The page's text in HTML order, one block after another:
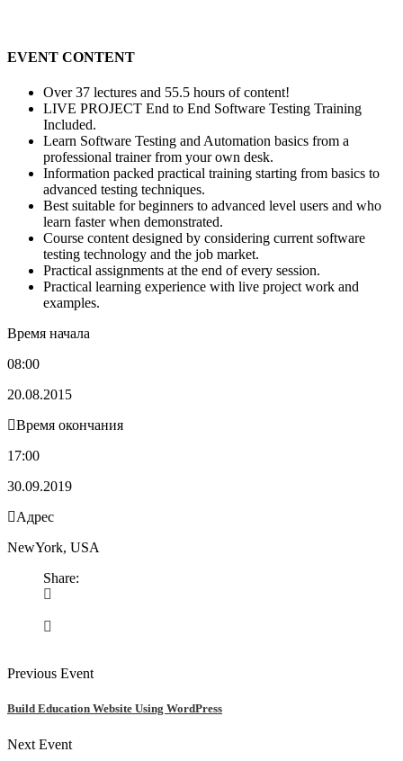
EVENT CONTENT
Over 37 lectures and 55.5 hours of content!
LIVE PROJECT End to End Software Testing Training
Included.
Learn Software Testing and Automation basics from a
professional trainer from your own desk.
Information packed practical training starting from basics to
advanced testing techniques.
Best suitable for beginners to advanced level users and who
learn faster when demonstrated.
Course content designed by considering current software
testing technology and the job market.
Practical assignments at the end of every session.
Practical learning experience with live project work and
examples.
Время начала
08:00
20.08.2015
Время окончания
17:00
30.09.2019
Адрес
NewYork, USA
Share:
Previous Event
Build Education Website Using WordPress
Next Event